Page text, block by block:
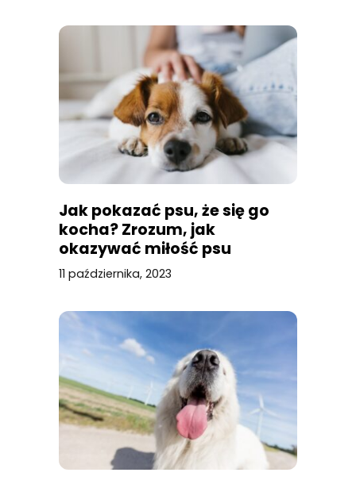
Jak pokazać psu, że się go
kocha? Zrozum, jak
okazywać miłość psu
11 października, 2023